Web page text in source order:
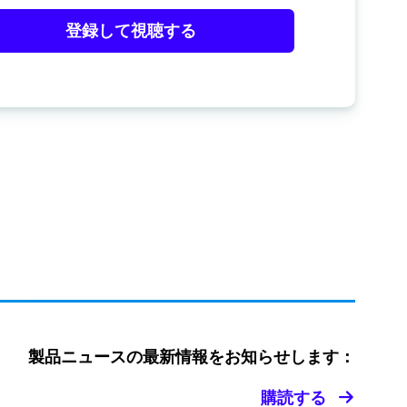
登録して視聴する
製品ニュースの最新情報をお知らせします：
購読する